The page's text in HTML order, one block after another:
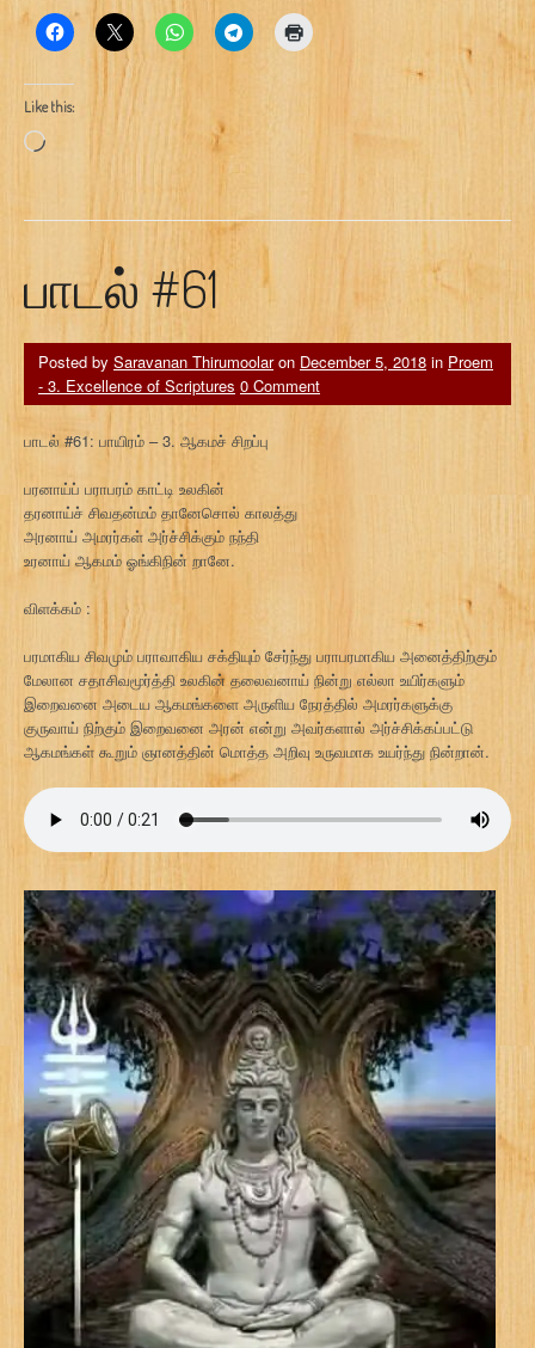
Like this:
Loading…
பாடல் #61
Posted by Saravanan Thirumoolaron December 5, 2018 in Proem
- 3. Excellence of Scriptures 0 Comment
பாடல் #61: பாயிரம் – 3. ஆகமச் சிறப்பு
பரனாய்ப் பராபரம் காட்டி உலகின்
தரனாய்ச் சிவதன்மம் தானேசொல் காலத்து
அரனாய் அமரர்கள் அர்ச்சிக்கும் நந்தி
உரனாய் ஆகமம் ஓங்கிநின் றானே.
விளக்கம் :
பரமாகிய சிவமும் பராவாகிய சக்தியும் சேர்ந்து பராபரமாகிய அனைத்திற்கும்
மேலான சதாசிவமூர்த்தி உலகின் தலைவனாய் நின்று எல்லா உயிர்களும்
இறைவனை அடைய ஆகமங்களை அருளிய நேரத்தில் அமரர்களுக்கு
குருவாய் நிற்கும் இறைவனை அரன் என்று அவர்களால் அர்ச்சிக்கப்பட்டு
ஆகமங்கள் கூறும் ஞானத்தின் மொத்த அறிவு உருவமாக உயர்ந்து நின்றான்.